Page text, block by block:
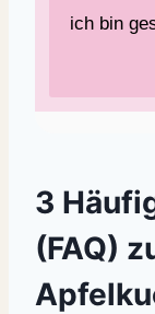
ich bin
3
(FAQ)